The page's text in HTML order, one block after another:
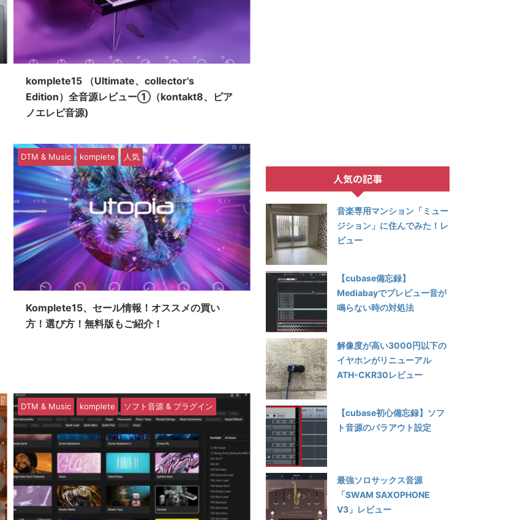
komplete15 （Ultimate、collector's
Edition）全音源レビュー①（kontakt8、ピア
ノエレピ音源)
DTM & Music komplete 人気
Komplete15、セール情報！オススメの買い
方！選び方！無料版もご紹介！
DTM & Music komplete ソフト音源 & プラグイン
人気の記事
音楽専用マンション「ミュー
ジション」に住んでみた！レ
ビュー
【cubase備忘録】
Mediabayでプレビュー音が
鳴らない時の対処法
解像度が高い3000円以下の
イヤホンがリニューアル
ATH-CKR30レビュー
【cubase初心備忘録】ソフ
ト音源のパラアウト設定
最強ソロサックス音源
「SWAM SAXOPHONE
V3」レビュー